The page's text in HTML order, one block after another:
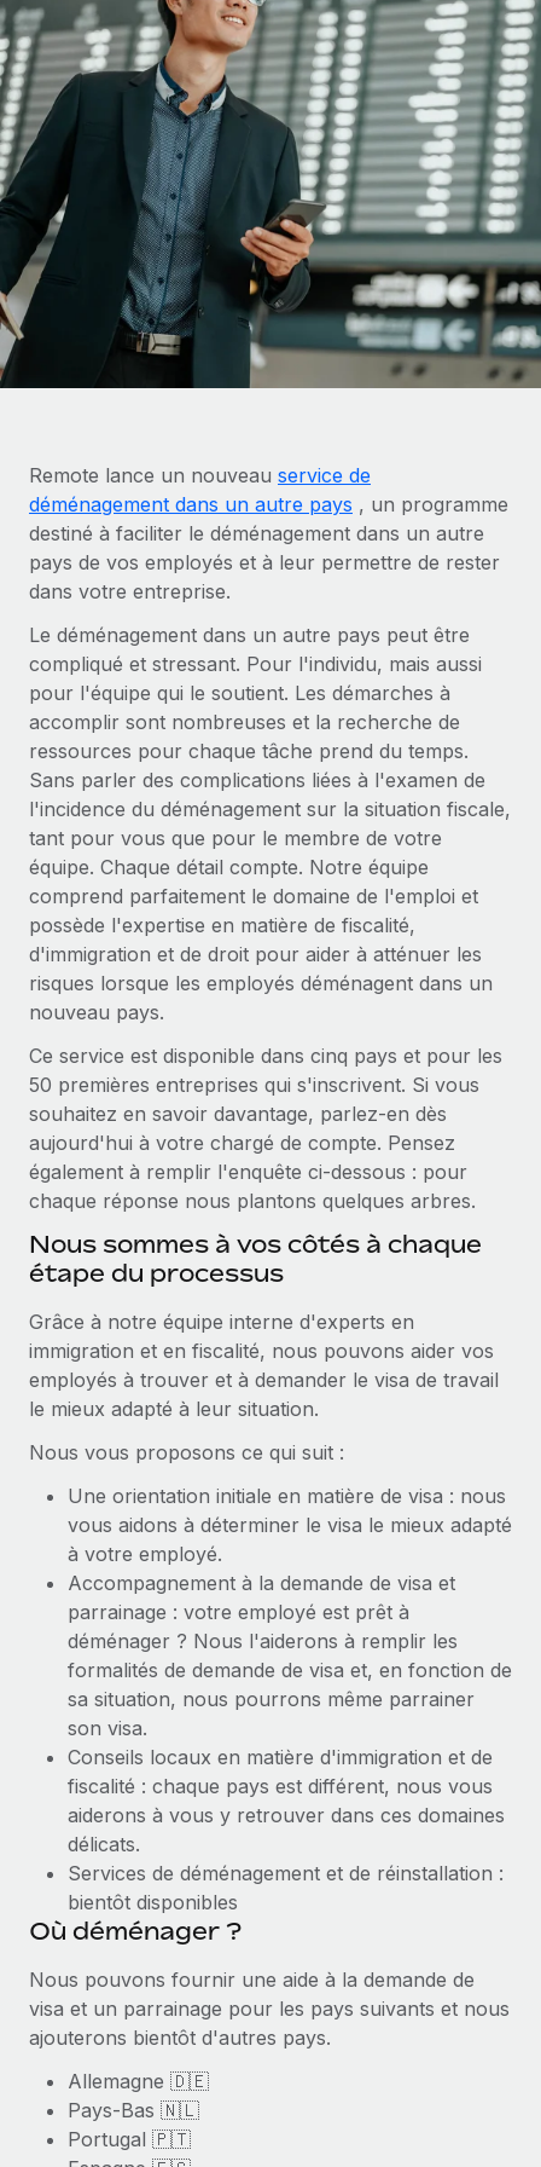
Gestion des freelances
Intégrez et gérez vos freelances partout dans le monde
Sous-traitez les opérations complexes liées à l’emploi
INFRASTRUCTURE
Intégration Remote
Intégrez vos RH aux flux de travail en toute simplicité
Plateforme
Des fonctions RH clés intégrées pour votre équipe
Connecter Nouveau
Intégrations
Rationalisez vos processus avec des outils essentiels
Demandez aux experts
Recevez des conseils d’experts sur les RH à
l’international et la conformité
Contrôles d’antécédents
Simplifiez vos processus de présélection des
candidats
Remote Watchtower
Gardez un temps d’avance sur les risques en
matière de conformité
Gestion des appareils
Achetez et suivez vos équipements informatiques
dans le monde entier
Création d’entité
Établissez des entités rapidement et en toute
conformité
Mobilité et déménagement international
Organisez facilement le déménagement de vos
employés
Avantages sociaux
Gérez facilement les avantages sociaux
Comparer Remote
Examinez notre service par rapport aux autres
CROISSANCE
Start-ups
Des solutions agiles et internationales pour les RH et la
paie des entreprises en pleine croissance
Entreprises intermédiaires
Développez vos équipes avec des solutions RH sur
mesure
TRAVAILLONS ENSEMBLE
Partenaires stratégiques de la tech
Intégrez les RH à l’international de manière flexible
Devenir partenaire
Explorez avec nous vos opportunités de partenariat
Remote Build
Bientôt disponible
Conseil en intégrations et automatisations assistées par
l’IA
Comment Weaviate, l'as de l'IA, a développé
ses effectifs de 120 % avec Remote
Weaviate en bref Weaviate crée des infrastructures open
source et AI-first. Sa mission est...
En savoir plus
Intégration Remote x BambooHR : du local à
l’international, le recrutement sans changer de
plateforme
Impact Les clients BambooHR peuvent désormais
En savoir plus
pays
Calculateur de paiement des freelances
Découvrez les devises disponibles et les vitesses de
paiement pour vos freelances internationaux
APPRENDRE AVEC REMOTE
Recherche et guides
Études de cas
Glossaire RH
Webinaires
Salle de presse
Données sur les salaires et les talents
Centre de ressources
Obtenir de l’aide
Voir toutes les ressources
BLOG
Paie multipays
EOR et PEO
Gestion des freelances
Taxes
Explorer le blog
BLOG
Mises à jour des produits de Remote :
Intégrations Gusto et Xero et Gestion des
Remote a toujours pour mission d'aider les entreprises de
toute taille à embaucher, gérer et payer...
En savoir plus
Comment Phiture gère ses 55 employés
répartis dans 19 pays grâce à Remote
Phiture, un leader notable du conseil en matière de
croissance mobile internationale, encourage les...
En savoir plus
Nederlands
Français
Deutsch
Español
Italiano
Português (Portugal)
日本語
中文（简体）
Connexion
Remote lance un nouveau service de
déménagement dans un autre pays , un programme
destiné à faciliter le déménagement dans un autre
pays de vos employés et à leur permettre de rester
dans votre entreprise.
Le déménagement dans un autre pays peut être
compliqué et stressant. Pour l'individu, mais aussi
pour l'équipe qui le soutient. Les démarches à
accomplir sont nombreuses et la recherche de
ressources pour chaque tâche prend du temps.
Sans parler des complications liées à l'examen de
l'incidence du déménagement sur la situation fiscale,
tant pour vous que pour le membre de votre
équipe. Chaque détail compte. Notre équipe
comprend parfaitement le domaine de l'emploi et
possède l'expertise en matière de fiscalité,
d'immigration et de droit pour aider à atténuer les
risques lorsque les employés déménagent dans un
nouveau pays.
Ce service est disponible dans cinq pays et pour les
50 premières entreprises qui s'inscrivent. Si vous
souhaitez en savoir davantage, parlez-en dès
aujourd'hui à votre chargé de compte. Pensez
également à remplir l'enquête ci-dessous : pour
chaque réponse nous plantons quelques arbres.
Nous sommes à vos côtés à chaque
étape du processus
Grâce à notre équipe interne d'experts en
immigration et en fiscalité, nous pouvons aider vos
employés à trouver et à demander le visa de travail
le mieux adapté à leur situation.
Nous vous proposons ce qui suit :
Une orientation initiale en matière de visa : nous
vous aidons à déterminer le visa le mieux adapté
à votre employé.
Accompagnement à la demande de visa et
parrainage : votre employé est prêt à
déménager ? Nous l'aiderons à remplir les
formalités de demande de visa et, en fonction de
sa situation, nous pourrons même parrainer
son visa.
Conseils locaux en matière d'immigration et de
fiscalité : chaque pays est différent, nous vous
aiderons à vous y retrouver dans ces domaines
délicats.
Services de déménagement et de réinstallation :
bientôt disponibles
Où déménager ?
Nous pouvons fournir une aide à la demande de
visa et un parrainage pour les pays suivants et nous
ajouterons bientôt d'autres pays.
Allemagne 🇩🇪
Pays-Bas 🇳🇱
Portugal 🇵🇹